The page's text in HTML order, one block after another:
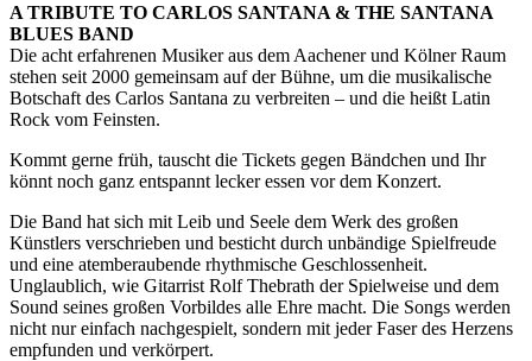
A TRIBUTE TO CARLOS SANTANA & THE SANTANA
BLUES BAND
Die acht erfahrenen Musiker aus dem Aachener und Kölner Raum
stehen seit 2000 gemeinsam auf der Bühne, um die musikalische
Botschaft des Carlos Santana zu verbreiten – und die heißt Latin
Rock vom Feinsten.
Kommt gerne früh, tauscht die Tickets gegen Bändchen und Ihr
könnt noch ganz entspannt lecker essen vor dem Konzert.
Die Band hat sich mit Leib und Seele dem Werk des großen
Künstlers verschrieben und besticht durch unbändige Spielfreude
und eine atemberaubende rhythmische Geschlossenheit.
Unglaublich, wie Gitarrist Rolf Thebrath der Spielweise und dem
Sound seines großen Vorbildes alle Ehre macht. Die Songs werden
nicht nur einfach nachgespielt, sondern mit jeder Faser des Herzens
empfunden und verkörpert.